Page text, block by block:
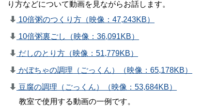
り方などについて動画を見ながらお話します。
10倍粥のつくり方（映像：47,243KB）
10倍粥裏ごし（映像：36,091KB）
だしのとり方（映像：51,779KB）
かぼちゃの調理（ごっくん）（映像：65,178KB）
豆腐の調理（ごっくん）（映像：53,684KB）
教室で使用する動画の一例です。